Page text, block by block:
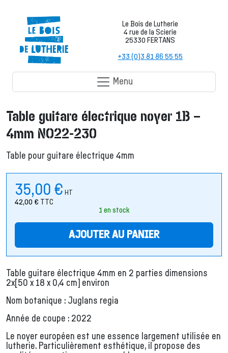
Le Bois de Lutherie
4 rue de la Scierie
25330 FERTANS
+33 (0)3 81 86 55 55
Menu
Table guitare électrique noyer 1B –
4mm NO22-230
Table pour guitare électrique 4mm
35,00 € HT
42,00 € TTC
1 en stock
AJOUTER AU PANIER
Table guitare électrique 4mm en 2 parties dimensions
2x[50 x 18 x 0,4 cm] environ
Nom botanique : Juglans regia
Année de coupe : 2022
Le noyer européen est une essence largement utilisée en
lutherie. Particulièrement esthétique, il propose des